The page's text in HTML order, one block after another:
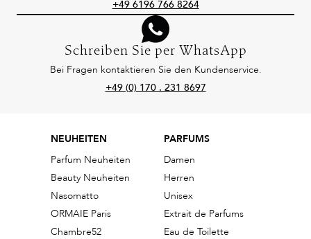
+49 6196 766 8264
Schreiben Sie per WhatsApp
Bei Fragen kontaktieren Sie den Kundenservice.
+49 (0) 170 . 231 8697
NEUHEITEN
Parfum Neuheiten
Beauty Neuheiten
Nasomatto
ORMAIE Paris
Chambre52
PARFUMS
Damen
Herren
Unisex
Extrait de Parfums
Eau de Toilette